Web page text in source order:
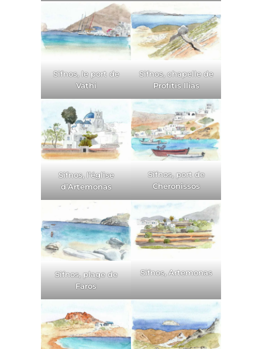
Sifnos, le port de
Vathi
Sifnos, chapelle de
Profitis Ilias
Sifnos, l’église
d’Artemonas
Sifnos, port de
Cheronissos
Sifnos, plage de
Faros
Sifnos, Artemonas